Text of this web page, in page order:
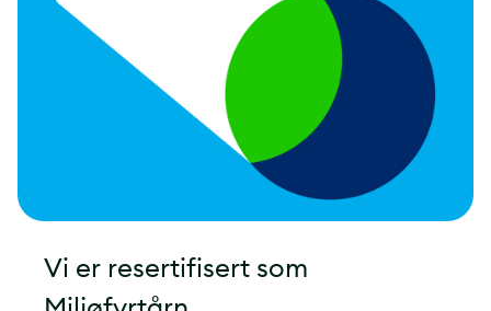
Vi er resertifisert som